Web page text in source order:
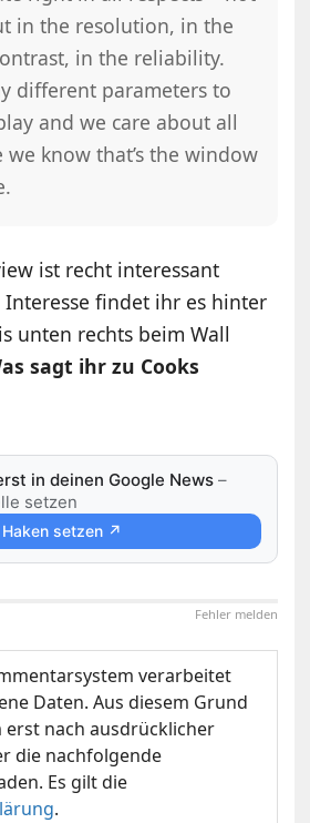
in the resolution, in the
in the reliability.
different parameters to
and we care about all
we know that’s the window
ist recht interessant
Interesse findet ihr es hinter
unten rechts beim Wall
sagt ihr zu Cooks
in deinen Google News –
setzen
Haken setzen ↗
Fehler melden
verarbeitet
Daten. Aus diesem Grund
erst nach ausdrücklicher
die nachfolgende
Es gilt die
.